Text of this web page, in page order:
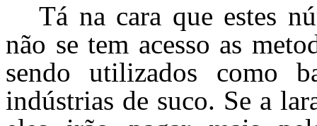
Tá na cara que estes
não se tem acesso as
sendo utilizados como
indústrias de suco. Se a